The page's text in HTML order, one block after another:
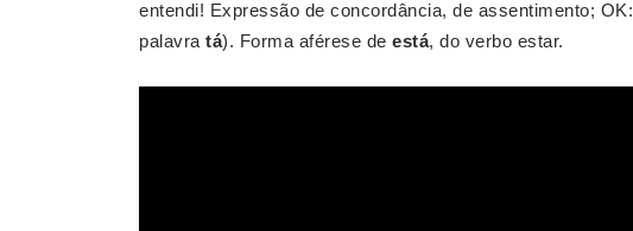
entendi! Expressão de concordância, de assentimento; OK:
palavra tá). Forma aférese de está, do verbo estar.